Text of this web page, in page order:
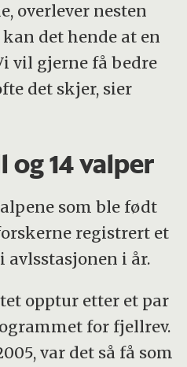
overlever nesten
det hende at en
vil gjerne få bedre
det skjer, sier
og 14 valper
som ble født
registrert et
avlsstasjonen i år.
opptur etter et par
for fjellrev.
var det så få som